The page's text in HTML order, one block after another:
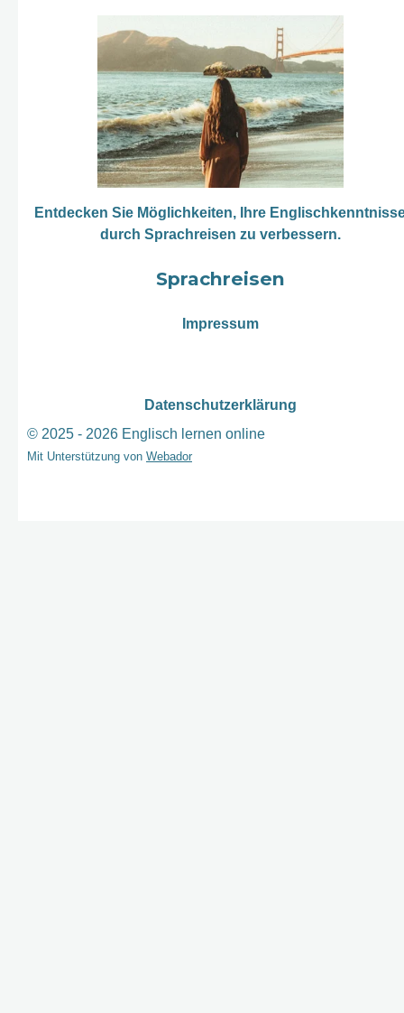
Entdecken Sie Möglichkeiten, Ihre
durch Sprachreisen zu verbessern.
Sprachreisen
Impressum
Datenschutzerklärung
© 2025 - 2026 Englisch lernen online
Mit Unterstützung von Webador